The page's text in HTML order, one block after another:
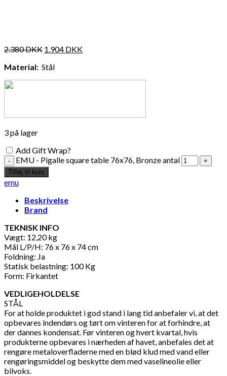
2.380DKK 1.904 DKK
Material: Stål
3 på lager
Add Gift Wrap?
EMU - Pigalle square table 76x76, Bronze antal
Tilføj til kurv
emu
Beskrivelse
Brand
TEKNISK INFO
Vægt: 12,20 kg
Mål L/P/H: 76 x 76 x 74 cm
Foldning: Ja
Statisk belastning: 100 Kg
Form: Firkantet
VEDLIGEHOLDELSE
STÅL
For at holde produktet i god stand i lang tid anbefaler vi, at det
opbevares indendørs og tørt om vinteren for at forhindre, at
der dannes kondensat. Før vinteren og hvert kvartal, hvis
produkterne opbevares i nærheden af havet, anbefales det at
rengøre metaloverfladerne med en blød klud med vand eller
rengøringsmiddel og beskytte dem med vaselineolie eller
bilvoks.